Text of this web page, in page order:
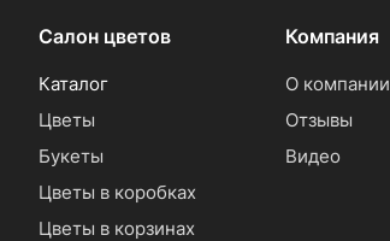
Салон цветов
Каталог
Цветы
Букеты
Цветы в коробках
Цветы в корзинах
Компания
О компании
Отзывы
Видео